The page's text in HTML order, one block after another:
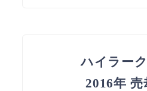
ハイラー
2016年 売